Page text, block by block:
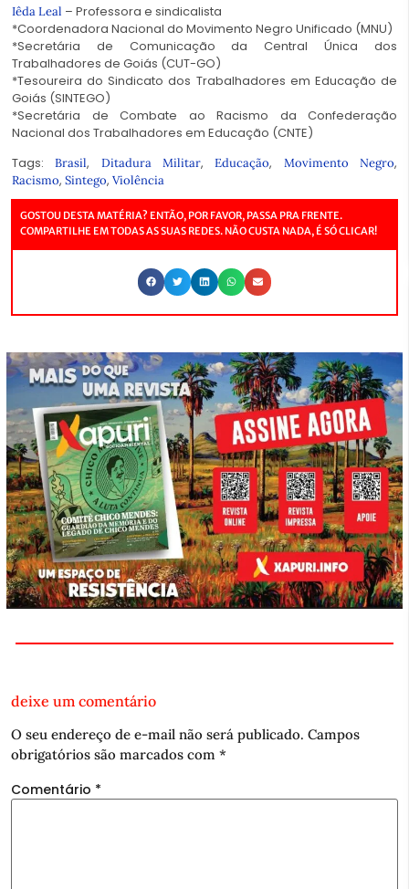
Iêda Leal – Professora e sindicalista
*Coordenadora Nacional do Movimento Negro Unificado (MNU)
*Secretária de Comunicação da Central Única dos
Trabalhadores de Goiás (CUT-GO)
*Tesoureira do Sindicato dos Trabalhadores em Educação de
Goiás (SINTEGO)
*Secretária de Combate ao Racismo da Confederação
Nacional dos Trabalhadores em Educação (CNTE)
Tags:Brasil, Ditadura Militar,Educação, Movimento Negro,
Racismo, Sintego, Violência
GOSTOU DESTA MATÉRIA? ENTÃO, POR FAVOR, PASSA PRA FRENTE.
COMPARTILHE EM TODAS AS SUAS REDES. NÃO CUSTA NADA, É SÓ CLICAR!
deixe um comentário
O seu endereço de e-mail não será publicado. Campos
obrigatórios são marcados com *
Comentário *